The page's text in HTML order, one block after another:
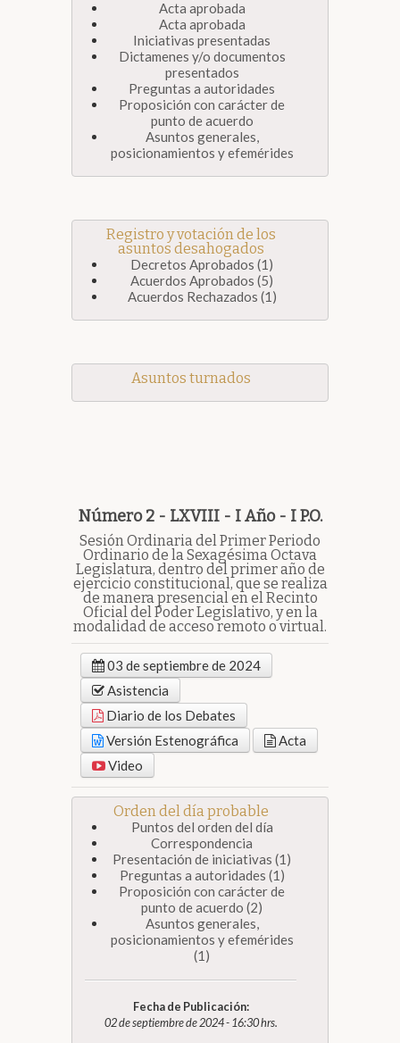
Acta aprobada
Acta aprobada
Iniciativas presentadas
Dictamenes y/o documentos
presentados
Preguntas a autoridades
Proposición con carácter de
punto de acuerdo
Asuntos generales,
posicionamientos y efemérides
Registro y votación de los
asuntos desahogados
Decretos Aprobados (1)
Acuerdos Aprobados (5)
Acuerdos Rechazados (1)
Asuntos turnados
Número 2 - LXVIII - I Año - I P.O.
Sesión Ordinaria del Primer Periodo
Ordinario de la Sexagésima Octava
Legislatura, dentro del primer año de
ejercicio constitucional, que se realiza
de manera presencial en el Recinto
Oficial del Poder Legislativo, y en la
modalidad de acceso remoto o virtual.
03 de septiembre de 2024
Asistencia
Diario de los Debates
Versión Estenográfica
Acta
Video
Orden del día probable
Puntos del orden del día
Correspondencia
Presentación de iniciativas (1)
Preguntas a autoridades (1)
Proposición con carácter de
punto de acuerdo (2)
Asuntos generales,
posicionamientos y efemérides
(1)
Fecha de Publicación:
02 de septiembre de 2024 - 16:30 hrs.